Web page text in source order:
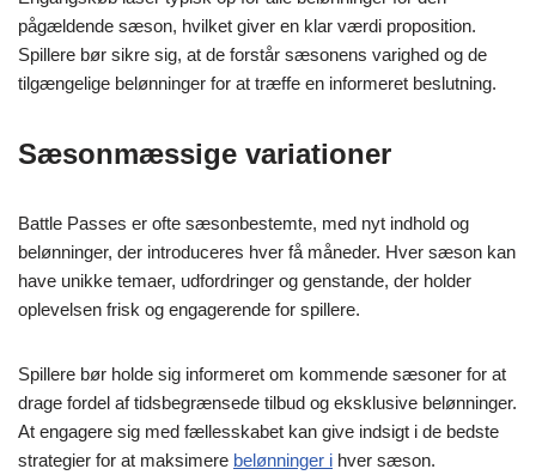
pågældende sæson, hvilket giver en klar værdi proposition.
Spillere bør sikre sig, at de forstår sæsonens varighed og de
tilgængelige belønninger for at træffe en informeret beslutning.
Sæsonmæssige variationer
Battle Passes er ofte sæsonbestemte, med nyt indhold og
belønninger, der introduceres hver få måneder. Hver sæson kan
have unikke temaer, udfordringer og genstande, der holder
oplevelsen frisk og engagerende for spillere.
Spillere bør holde sig informeret om kommende sæsoner for at
drage fordel af tidsbegrænsede tilbud og eksklusive belønninger.
At engagere sig med fællesskabet kan give indsigt i de bedste
strategier for at maksimere belønninger i hver sæson.